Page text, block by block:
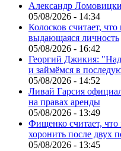
Александр
05/08/2026 - 14:34
Колосков считает,
выдающаяся личность
05/08/2026 - 16:42
Георгий Джикия:
и займёмся в
05/08/2026 - 14:52
Ливай Гарсия
на правах аренды
05/08/2026 - 13:49
Фищенко считает,
хоронить после двух
05/08/2026 - 13:45